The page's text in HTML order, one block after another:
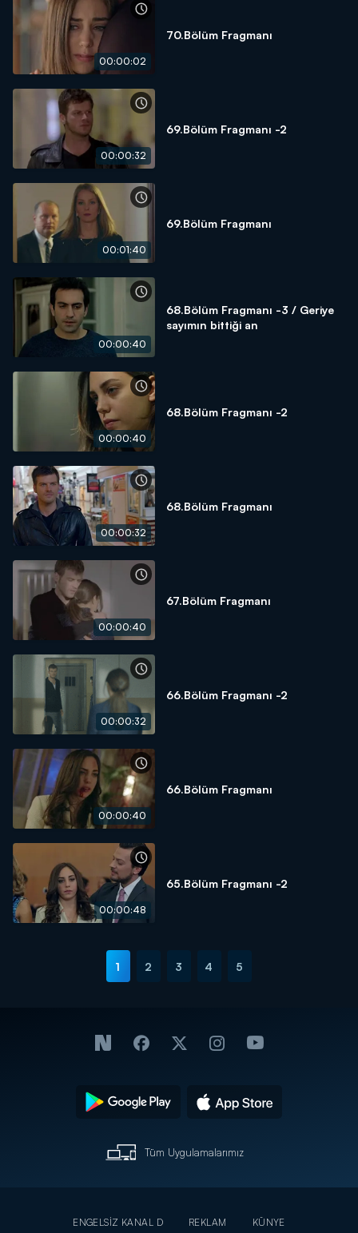
00:00:02
70.Bölüm Fragmanı
00:00:32
69.Bölüm Fragmanı -2
00:01:40
69.Bölüm Fragmanı
00:00:40
68.Bölüm Fragmanı -3 / Geriye
sayımın bittiği an
00:00:40
68.Bölüm Fragmanı -2
00:00:32
68.Bölüm Fragmanı
00:00:40
67.Bölüm Fragmanı
00:00:32
66.Bölüm Fragmanı -2
00:00:40
66.Bölüm Fragmanı
00:00:48
65.Bölüm Fragmanı -2
1 2 3 4 5
Tüm Uygulamalarımız
ENGELSİZ KANAL D REKLAM KÜNYE